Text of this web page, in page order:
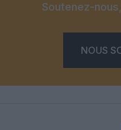
Soutenez-
NOUS